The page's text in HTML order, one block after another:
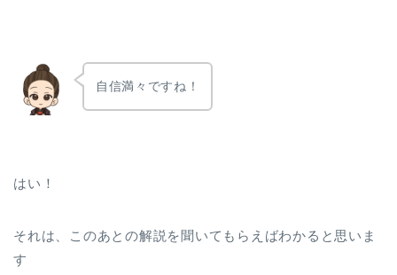
自信満々ですね！
はい！
それは、このあとの解説を聞いてもらえばわかると思いま
す